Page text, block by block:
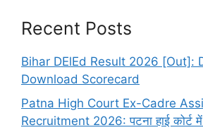
Recent Posts
Bihar DElEd Result 2026 [Out]:
Download Scorecard
Patna High Court Ex-Cadre
Recruitment 2026: पटना हाई कोर्ट